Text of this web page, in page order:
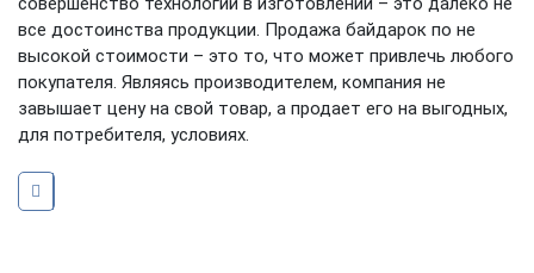
все достоинства продукции. Продажа байдарок по не
высокой стоимости – это то, что может привлечь любого
покупателя. Являясь производителем, компания не
завышает цену на свой товар, а продает его на выгодных,
для потребителя, условиях.